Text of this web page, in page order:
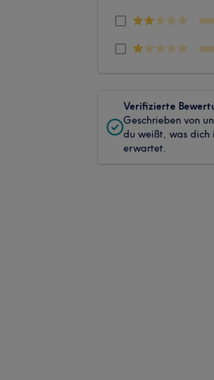
Verifizierte
Geschrieben von
du weißt, was dich
erwartet.